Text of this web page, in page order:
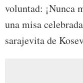
voluntad: ¡Nunca
una misa
sarajevita de